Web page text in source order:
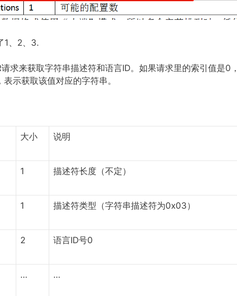
1、2、3.
求来获取字符串描述符和语言ID。如果请求里的索引值是0，
示获取该值对应的字符串。
大小 说明
1 描述符长度（不定）
1 描述符类型（字符串描述符为0x03）
2 语言ID号0
… …